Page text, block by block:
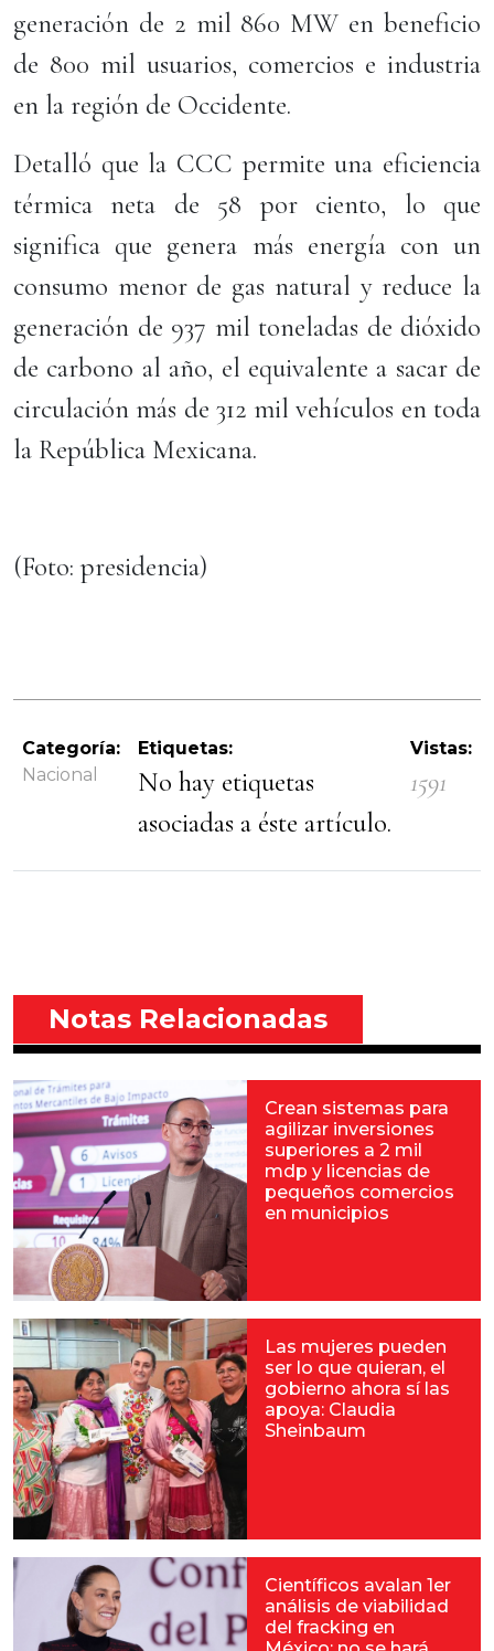
generación de 2 mil 860 MW en beneficio
de 800 mil usuarios, comercios e industria
en la región de Occidente.
Detalló que la CCC permite una eficiencia
térmica neta de 58 por ciento, lo que
significa que genera más energía con un
consumo menor de gas natural y reduce la
generación de 937 mil toneladas de dióxido
de carbono al año, el equivalente a sacar de
circulación más de 312 mil vehículos en toda
la República Mexicana.
(Foto: presidencia)
Categoría:
Nacional
Etiquetas:
No hay etiquetas
asociadas a éste artículo.
Vistas:
1591
Notas Relacionadas
Crean sistemas para
agilizar inversiones
superiores a 2 mil
mdp y licencias de
pequeños comercios
en municipios
Las mujeres pueden
ser lo que quieran, el
gobierno ahora sí las
apoya: Claudia
Sheinbaum
Científicos avalan 1er
análisis de viabilidad
del fracking en